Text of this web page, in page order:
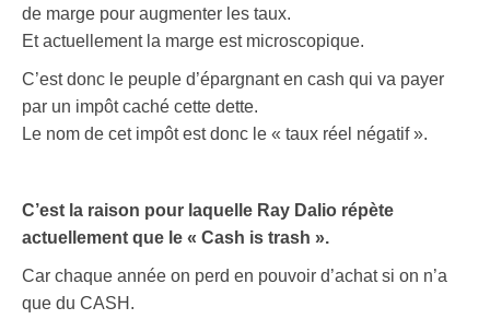
de marge pour augmenter les taux.
Et actuellement la marge est microscopique.
C’est donc le peuple d’épargnant en cash qui va payer
par un impôt caché cette dette.
Le nom de cet impôt est donc le « taux réel négatif ».
C’est la raison pour laquelle Ray Dalio répète
actuellement que le « Cash is trash ».
Car chaque année on perd en pouvoir d’achat si on n’a
que du CASH.